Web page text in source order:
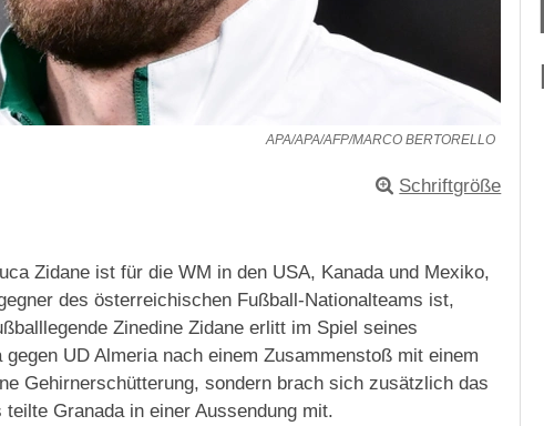
APA/APA/AFP/MARCO BERTORELLO
Schriftgröße
Zidane ist für die WM in den USA, Kanada und Mexiko,
des österreichischen Fußball-Nationalteams ist,
Zinedine Zidane erlitt im Spiel seines
gegen UD Almeria nach einem Zusammenstoß mit einem
Gehirnerschütterung, sondern brach sich zusätzlich das
Granada in einer Aussendung mit.